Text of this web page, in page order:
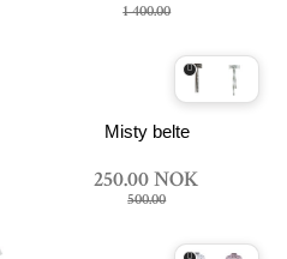
1 400.00
Misty belte
250.00 NOK
500.00